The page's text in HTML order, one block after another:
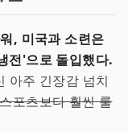
, 미국과 소련은
전'으로 돌입했다.
아주 긴장감 넘치
포츠보다 훨씬 룰